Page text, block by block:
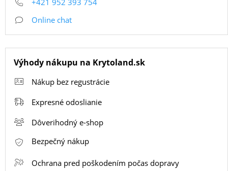
TV,
FOTO,
MALÉ
+421 952 393 754
Online chat
Výhody nákupu na Krytoland.sk
Nákup bez regustrácie
Expresné odoslianie
Dôverihodný e-shop
Bezpečný nákup
Ochrana pred poškodením počas dopravy